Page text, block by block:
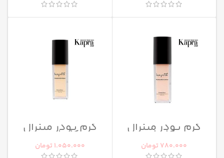
کرم پودر مینرال
کاپرا
780.000 تومان
کرم پودر مینرال
کاپرا نیو
1.050.000 تومان